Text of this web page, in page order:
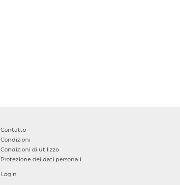
Contatto
Condizioni
Condizioni di utilizzo
Protezione dei dati personali
Login